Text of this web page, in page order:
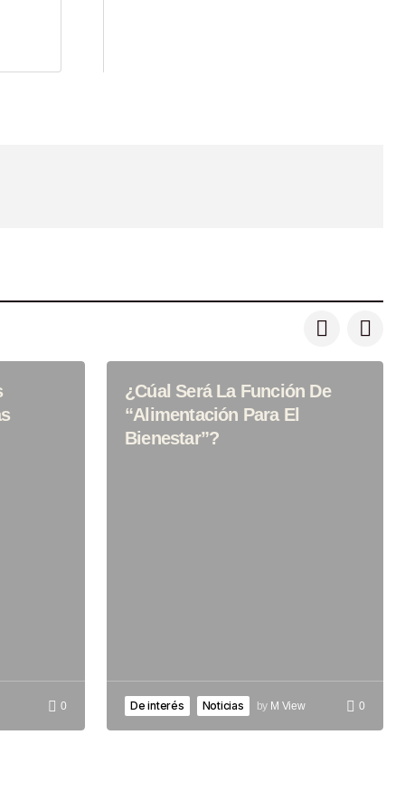
0
¿Cúal Será La Función De
“Alimentación Para El
Bienestar”?
De interés Noticias by M View 0